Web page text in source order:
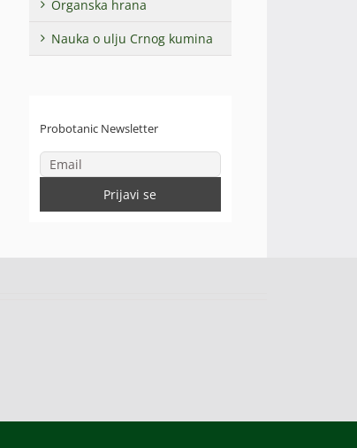
Organska hrana
Nauka o ulju Crnog kumina
Probotanic Newsletter